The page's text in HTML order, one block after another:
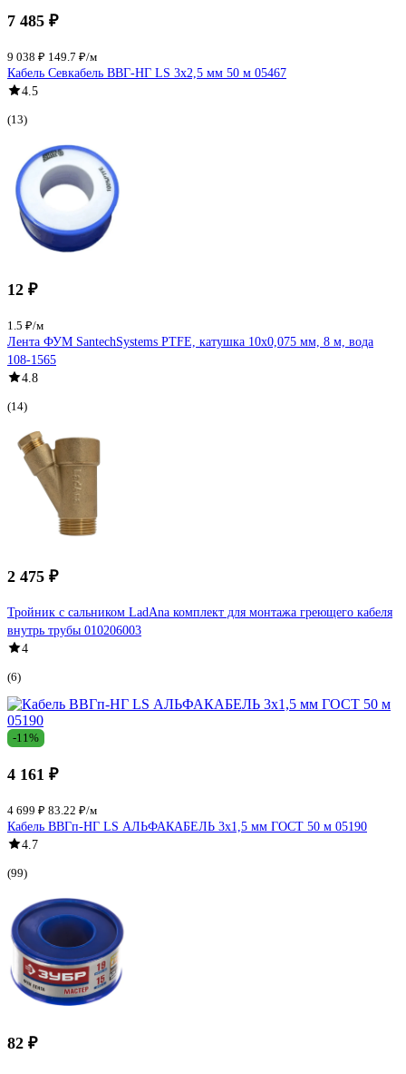
7 485 ₽
9 038 ₽ 149.7 ₽/м
Кабель Севкабель ВВГ-НГ LS 3х2,5 мм 50 м 05467
4.5
(13)
12 ₽
1.5 ₽/м
Лента ФУМ SantechSystems PTFE, катушка 10х0,075 мм, 8 м, вода
108-1565
4.8
(14)
2 475 ₽
Тройник с сальником LadAna комплект для монтажа греющего кабеля
внутрь трубы 010206003
4
(6)
-11%
4 161 ₽
4 699 ₽ 83.22 ₽/м
Кабель ВВГп-НГ LS АЛЬФАКАБЕЛЬ 3х1,5 мм ГОСТ 50 м 05190
4.7
(99)
82 ₽